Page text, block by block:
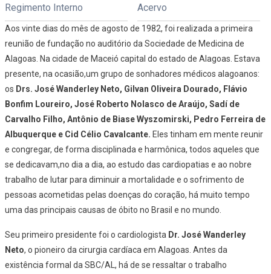
Regimento Interno Acervo
Aos vinte dias do mês de agosto de 1982, foi realizada a primeira
reunião de fundação no auditório da Sociedade de Medicina de
Alagoas. Na cidade de Maceió capital do estado de Alagoas. Estava
presente, na ocasião,um grupo de sonhadores médicos alagoanos:
os Drs. José Wanderley Neto, Gilvan Oliveira Dourado, Flávio
Bonfim Loureiro, José Roberto Nolasco de Araújo, Sadí de
Carvalho Filho, Antônio de Biase Wyszomirski, Pedro Ferreira de
Albuquerque e Cid Célio Cavalcante. Eles tinham em mente reunir
e congregar, de forma disciplinada e harmônica, todos aqueles que
se dedicavam,no dia a dia, ao estudo das cardiopatias e ao nobre
trabalho de lutar para diminuir a mortalidade e o sofrimento de
pessoas acometidas pelas doenças do coração, há muito tempo
uma das principais causas de óbito no Brasil e no mundo.
Seu primeiro presidente foi o cardiologista Dr. José Wanderley
Neto, o pioneiro da cirurgia cardíaca em Alagoas. Antes da
existência formal da SBC/AL, há de se ressaltar o trabalho